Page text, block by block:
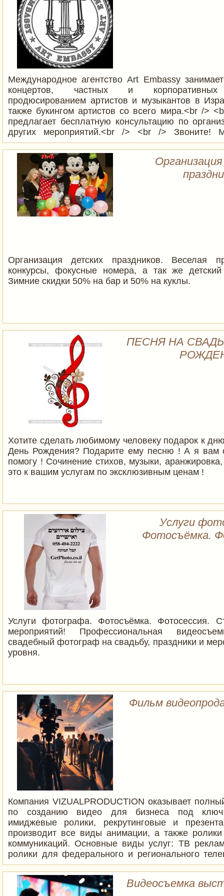
Международное агентство Аrt Embassy
концертов, частных и корпоративных
продюсированием артистов и музыкантов в
также букингом артистов со всего мира.<br />
предлагает бесплатную консультацию по
других мероприятий.<br /> <br />
проконсультировать и сделать Ваше
Организация детских праздников. Веселая
конкурсы, фокусные номера, а так же
Зимние скидки 50% на бар и 50% на куклы.
ПЕСНЯ НА
Хотите сделать любимому человеку подарок к
День Рождения? Подарите ему песню ! А я вам
помогу ! Сочинение стихов, музыки,
это к вашим услугам по эксклюзивным ценам !
Услуги
Фотосъёмка.
Услуги фотографа. Фотосъёмка. Фотосессия.
мероприятий! Профессиональная
свадебный фотограф на свадьбу, праздники и
уровня.
Фильм
Компания VIZUALPRODUCTION оказывает
по созданию видео для бизнеса под
имиджевые ролики, рекрутинговые и
производит все виды анимации, а также
коммуникаций. Основные виды услуг: ТВ
ролики для федерального и регионального
реклама — все виды контента,
продвижения бренда в социальных сетях и на
ресурсах. Видео для внешнихВидеосъемка